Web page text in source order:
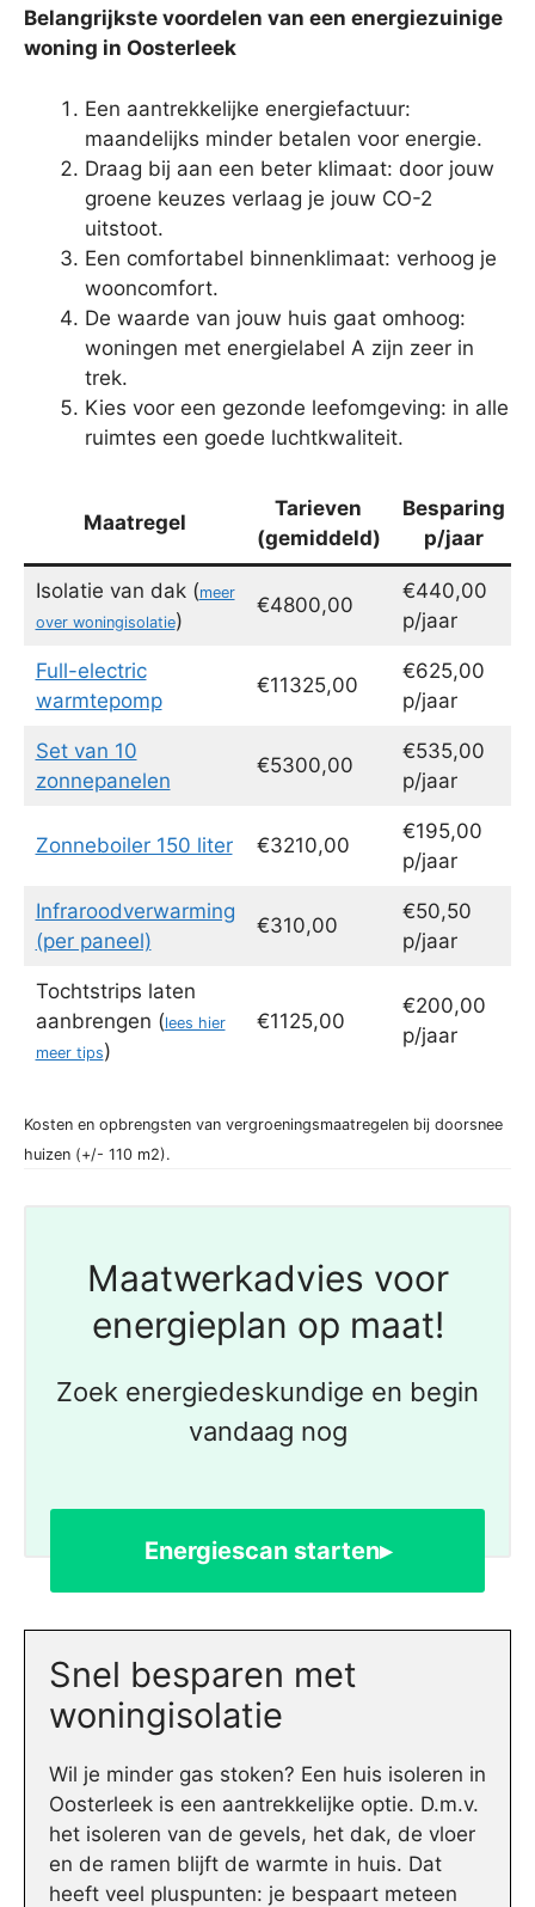
Belangrijkste voordelen van een energiezuinige
woning in Oosterleek
Een aantrekkelijke energiefactuur:
maandelijks minder betalen voor energie.
Draag bij aan een beter klimaat: door jouw
groene keuzes verlaag je jouw CO-2
uitstoot.
Een comfortabel binnenklimaat: verhoog je
wooncomfort.
De waarde van jouw huis gaat omhoog:
woningen met energielabel A zijn zeer in
trek.
Kies voor een gezonde leefomgeving: in alle
ruimtes een goede luchtkwaliteit.
Maatregel
Tarieven
(gemiddeld)
Besparing
p/jaar
Isolatie van dak (meer
over woningisolatie)
€4800,00
€440,00
p/jaar
Full-electric
warmtepomp
€11325,00
€625,00
p/jaar
Set van 10
zonnepanelen
€5300,00
€535,00
p/jaar
Zonneboiler 150 liter €3210,00
€195,00
p/jaar
Infraroodverwarming
(per paneel)
€310,00
€50,50
p/jaar
Tochtstrips laten
aanbrengen (lees hier
meer tips)
€1125,00
€200,00
p/jaar
Kosten en opbrengsten van vergroeningsmaatregelen bij doorsnee
huizen (+/- 110 m2).
Maatwerkadvies voor
energieplan op maat!
Zoek energiedeskundige en begin
vandaag nog
Energiescan starten▸
Snel besparen met
woningisolatie
Wil je minder gas stoken? Een huis isoleren in
Oosterleek is een aantrekkelijke optie. D.m.v.
het isoleren van de gevels, het dak, de vloer
en de ramen blijft de warmte in huis. Dat
heeft veel pluspunten: je bespaart meteen